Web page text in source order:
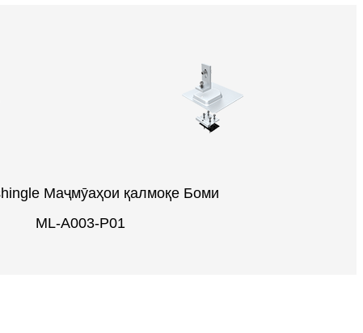
Маҷмӯаҳои қалмоқе Боми
ML-A003-P01